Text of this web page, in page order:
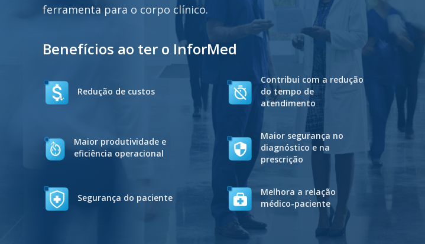
ferramenta para o corpo clínico.
Benefícios ao ter o InforMed
Redução de custos
Contribui com a redução
do tempo de
atendimento
Maior produtividade e
eficiência operacional
Maior segurança no
diagnóstico e na
prescrição
Segurança do paciente
Melhora a relação
médico-paciente